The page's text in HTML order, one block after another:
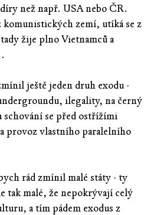
než např. USA nebo ČR.
komunistických zemí, utíká se z
žije plno Vietnamců a
ještě jeden druh exodu -
ilegality, na černý
se před ostřížími
provoz vlastního paralelního
rád zmínil malé státy - ty
tak malé, že nepokrývají celý
a tím pádem exodus z